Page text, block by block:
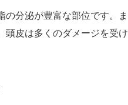
の分泌が豊富な部位です。ま
頭皮は多くのダメージを受け